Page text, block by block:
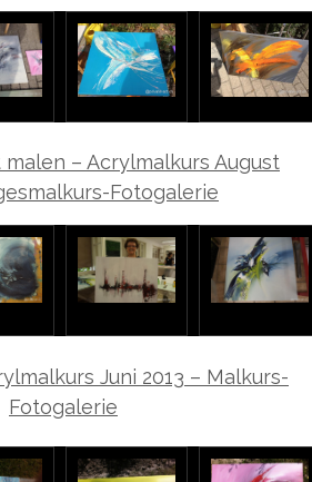
– Acrylmalkurs August
Fotogalerie
Juni 2013 – Malkurs-
Fotogalerie